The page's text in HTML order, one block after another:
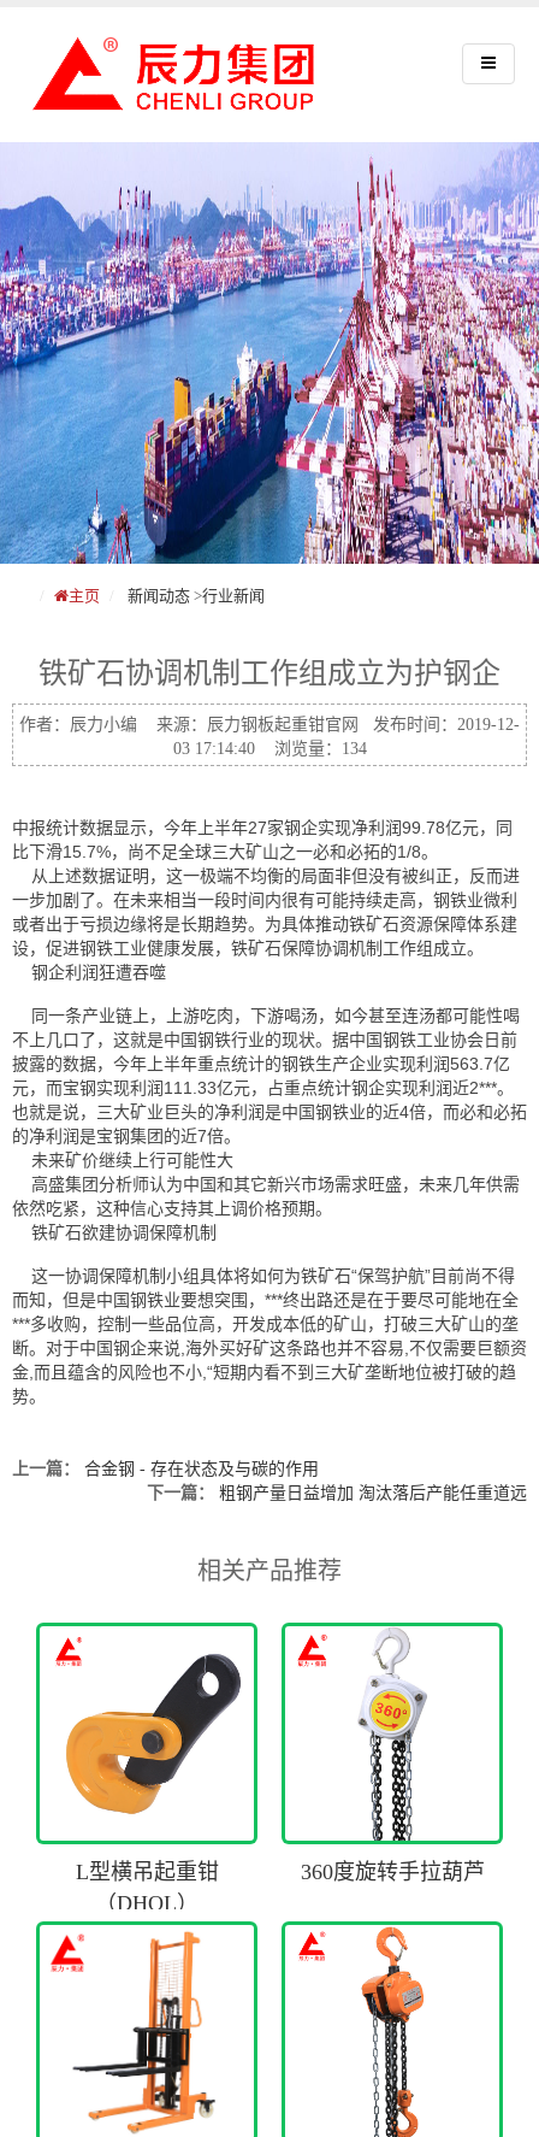
主页 新闻动态 >行业新闻
铁矿石协调机制工作组成立为护钢企
作者：辰力小编 来源：辰力钢板起重钳官网 发布时间：2019-12-
03 17:14:40 浏览量：134
中报统计数据显示，今年上半年27家钢企实现净利润99.78亿元，同
比下滑15.7%，尚不足全球三大矿山之一必和必拓的1/8。
从上述数据证明，这一极端不均衡的局面非但没有被纠正，反而进
一步加剧了。在未来相当一段时间内很有可能持续走高，钢铁业微利
或者出于亏损边缘将是长期趋势。为具体推动铁矿石资源保障体系建
设，促进钢铁工业健康发展，铁矿石保障协调机制工作组成立。
钢企利润狂遭吞噬
同一条产业链上，上游吃肉，下游喝汤，如今甚至连汤都可能性喝
不上几口了，这就是中国钢铁行业的现状。据中国钢铁工业协会日前
披露的数据，今年上半年重点统计的钢铁生产企业实现利润563.7亿
元，而宝钢实现利润111.33亿元，占重点统计钢企实现利润近2***。
也就是说，三大矿业巨头的净利润是中国钢铁业的近4倍，而必和必拓
的净利润是宝钢集团的近7倍。
未来矿价继续上行可能性大
高盛集团分析师认为中国和其它新兴市场需求旺盛，未来几年供需
依然吃紧，这种信心支持其上调价格预期。
铁矿石欲建协调保障机制
这一协调保障机制小组具体将如何为铁矿石“保驾护航”目前尚不得
而知，但是中国钢铁业要想突围，***终出路还是在于要尽可能地在全
***多收购，控制一些品位高，开发成本低的矿山，打破三大矿山的垄
断。对于中国钢企来说,海外买好矿这条路也并不容易,不仅需要巨额资
金,而且蕴含的风险也不小,“短期内看不到三大矿垄断地位被打破的趋
势。
上一篇：
合金钢 - 存在状态及与碳的作用
下一篇：
粗钢产量日益增加 淘汰落后产能任重道远
相关产品推荐
L型横吊起重钳
（DHQL）
360度旋转手拉葫芦